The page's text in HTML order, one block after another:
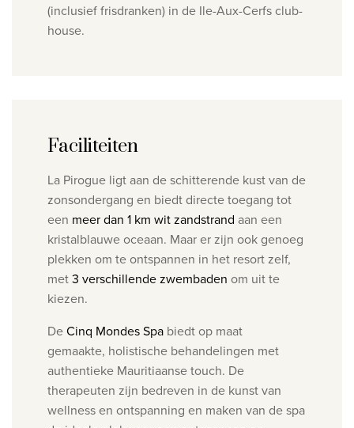
(inclusief frisdranken) in de Ile-Aux-Cerfs club-
house.
Faciliteiten
La Pirogue ligt aan de schitterende kust van de
zonsondergang en biedt directe toegang tot
een meer dan 1 km wit zandstrand aan een
kristalblauwe oceaan. Maar er zijn ook genoeg
plekken om te ontspannen in het resort zelf,
met3 verschillende zwembaden om uit te
kiezen.
DeCinq Mondes Spa biedt op maat
gemaakte, holistische behandelingen met
authentieke Mauritiaanse touch. De
therapeuten zijn bedreven in de kunst van
wellness en ontspanning en maken van de spa